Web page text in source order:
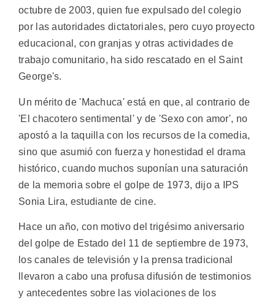
octubre de 2003, quien fue expulsado del colegio
por las autoridades dictatoriales, pero cuyo proyecto
educacional, con granjas y otras actividades de
trabajo comunitario, ha sido rescatado en el Saint
George's.
Un mérito de 'Machuca' está en que, al contrario de
'El chacotero sentimental' y de 'Sexo con amor', no
apostó a la taquilla con los recursos de la comedia,
sino que asumió con fuerza y honestidad el drama
histórico, cuando muchos suponían una saturación
de la memoria sobre el golpe de 1973, dijo a IPS
Sonia Lira, estudiante de cine.
Hace un año, con motivo del trigésimo aniversario
del golpe de Estado del 11 de septiembre de 1973,
los canales de televisión y la prensa tradicional
llevaron a cabo una profusa difusión de testimonios
y antecedentes sobre las violaciones de los